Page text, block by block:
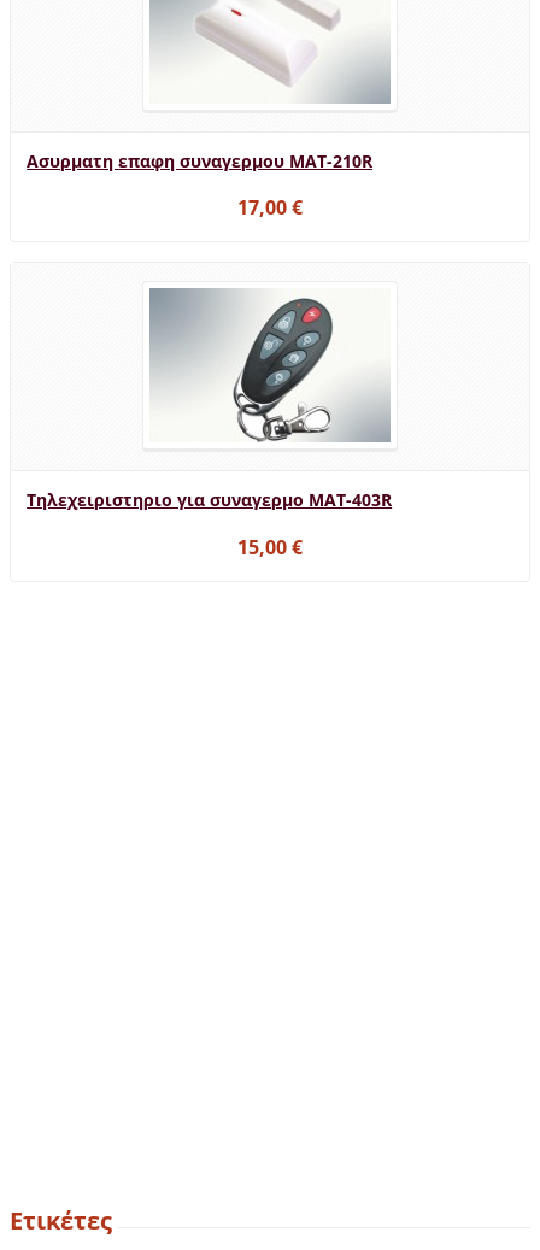
Ασυρματη επαφη συναγερμου MAT-210R
17,00 €
Τηλεχειριστηριο για συναγερμο MAT-403R
15,00 €
Ετικέτες